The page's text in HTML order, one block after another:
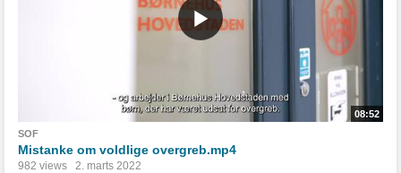
08:52
SOF
Mistanke om voldlige overgreb.mp4
982 views 2. marts 2022